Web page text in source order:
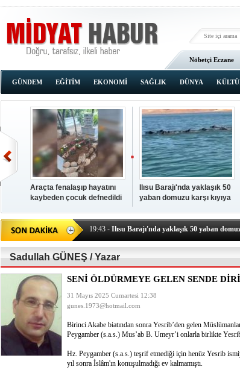
Nöbetçi Eczane
Ana Sayfa
GÜNDEM
EĞİTİM EKONOMİ SAĞLIK DÜNYA
Araçta fenalaşıp hayatını
kaybeden çocuk defnedildi
Ilısu Barajı'nda yaklaşık 50
yaban domuzu karşı kıyıya
- OKUMAK İÇİN TIKLAYIN
19:43 - Ilısu Barajı'nda yaklaşık 50 yaban
19:42- Hacıoğlu: UMKE ekipleri bilgi, cesaret
19:08- Siirt'te açık kalp ameliyatları için geri
19:08- HÜDA PAR Şırnak il başkanı Yalçın:
istiyor
19:06- Öter: Maneviyatı ve ahlaki yapıyı
kumardır
18:06- MARSU, Kabala Mahallesi'nin Yaklaşık
18:14- VEFAT • Mehmet Ata Baştuğ
13:13
- Başkan Genç, Şırnak'ta dönel kavşak
13:06- Bitlis'te bir kişinin hayatını kaybettiği
13:05- Öter: Çiftçinin kullandığı mazot, gübre
Sadullah GÜNEŞ / Yazar
SENİ ÖLDÜRMEYE GELEN SENDE
31 Mayıs 2025 Cumartesi 12:38
gunes.1973@hotmail.com
Birinci Akabe biatından sonra Yesrib’den gelen
Peygamber (s.a.s.) Mus’ab B. Umeyr’i onlarla birlikte
Hz. Peygamber (s.a.s.) teşrif etmediği için henüz Yesrib
yıl sonra İslâm'ın konuşulmadığı ev kalmamıştı.